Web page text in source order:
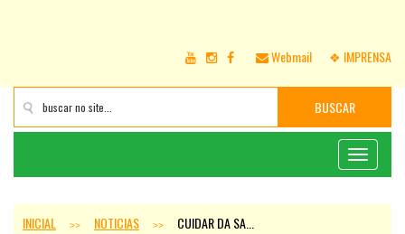
Webmail ❖ IMPRENSA
BUSCAR
Toggle
INICIAL >> NOTICIAS >> CUIDAR DA SA...